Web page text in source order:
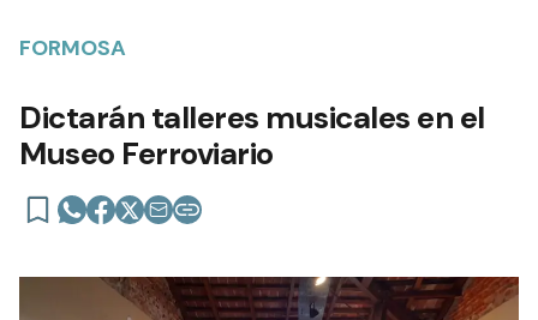
FORMOSA
Dictarán talleres musicales en el
Museo Ferroviario